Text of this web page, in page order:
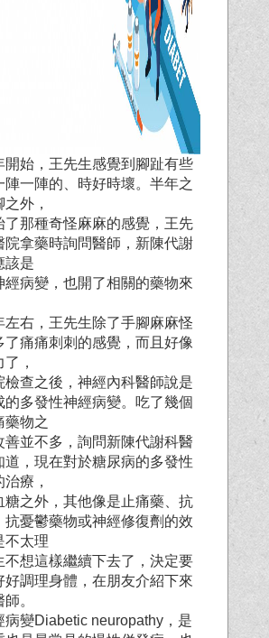
開始，王先生感覺到腳趾有些
陣一陣的、時好時壞。半年之
外，
了那種奇怪麻麻的感覺，王先
院拿藥時詢問醫師，新陳代謝
該是
經病變，也開了相關的藥物來
左右，王先生除了手腳麻麻怪
了痛痛刺刺的感覺，而且好像
，
檢查之後，神經內科醫師說是
的多發性神經病變。吃了幾個
藥物之
善並不多，詢問新陳代謝科醫
道，現在對於糖尿病的多發性
療，
糖之外，其他像是止痛藥、抗
抗憂鬱藥物或神經修復劑的效
不太理
不想這樣繼續下去了，決定要
好調理身體，在朋友介紹下來
。
病變Diabetic neuropathy，是